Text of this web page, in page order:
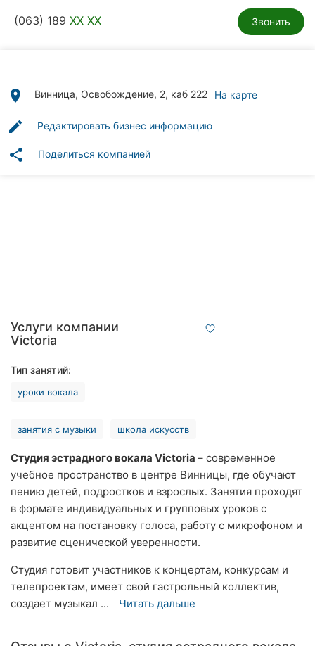
Ровно
Кропивницкий
Запорожье
Днепр
Львов
Кривой
Рог
(063) 189 XX XX Звонить
place Винница, Освобождение, 2, каб 222 На карте
edit Редактировать бизнес информацию
share Поделиться компанией
Услуги компании
Victoria
Тип занятий:
уроки вокала
занятия с музыки школа искусств
Студия эстрадного вокала Victoria – современное
учебное пространство в центре Винницы, где обучают
пению детей, подростков и взрослых. Занятия проходят
в формате индивидуальных и групповых уроков с
акцентом на постановку голоса, работу с микрофоном и
развитие сценической уверенности.
Студия готовит участников к концертам, конкурсам и
телепроектам, имеет свой гастрольный коллектив,
создает музыкал ...
Читать дальше